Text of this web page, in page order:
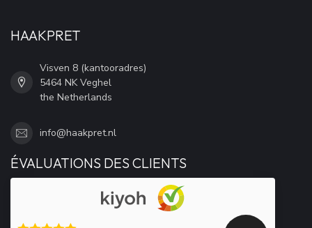
HAAKPRET
Visven 8 (kantooradres)
5464 NK Veghel
the Netherlands
info@haakpret.nl
ÉVALUATIONS DES CLIENTS